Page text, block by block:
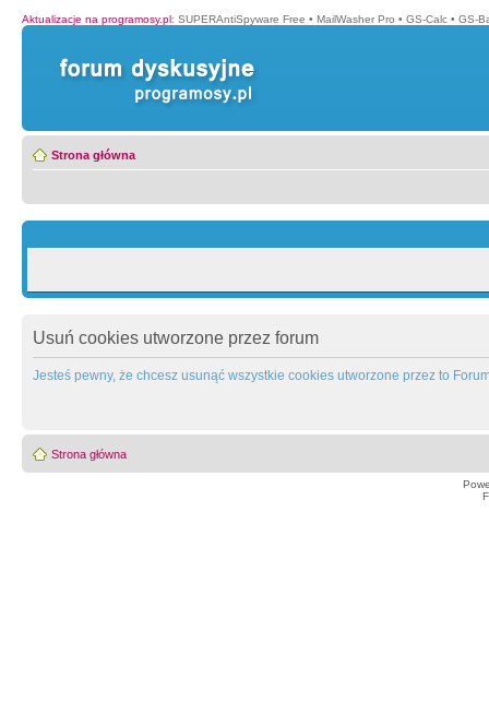
Aktualizacje na programosy.pl: SUPERAntiSpyware Free • MailWasher Pro • GS-Calc • GS-
Strona główna
Usuń cookies utworzone przez forum
Jesteś pewny, że chcesz usunąć wszystkie cookies utworzone przez to
Strona główna